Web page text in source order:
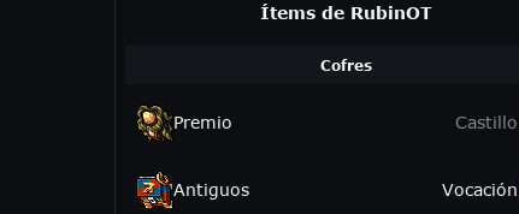
Ítems de RubinOT
Cofres
Premio Castillo
Antiguos Vocación